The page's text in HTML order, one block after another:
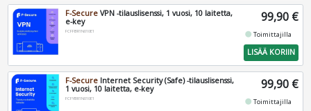
F-Secure VPN -tilauslisenssi, 1 vuosi, 10 laitetta,
e-key
FCFFBR1N010E1
99,90 €
fiber_manual_recordToimittajilla
LISÄÄ KORIIN
F-Secure Internet Security (Safe) -tilauslisenssi,
1 vuosi, 10 laitetta, e-key
FCFYBR1N010E1
99,90 €
fiber_manual_recordToimittajilla